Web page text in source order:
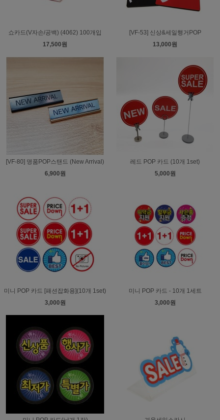
쇼카드(V자손/공백) (4062) 100개입
17,500원
[VF-53] 신상&세일행거POP
13,000원
[VF-80] 명품POP스탠드 (New Arrival)
6,900원
레드 POP 카드 (10개 1set)
5,000원
미니 POP 카드 [패션잡화용](10개 1set)
3,000원
미니 POP 카드 - 10개 1세트
3,000원